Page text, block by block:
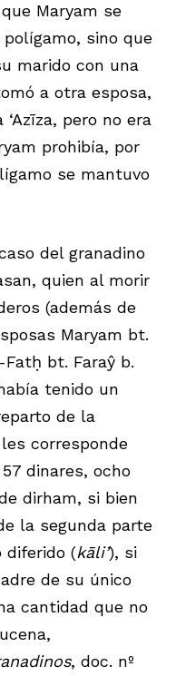
Maryam se
sino que
marido con una
a otra esposa,
pero no era
prohibía, por
se mantuvo
del granadino
quien al morir
(además de
Maryam bt.
bt. Faraŷ b.
tenido un
de la
corresponde
dinares, ocho
dirham, si bien
la segunda parte
diferido (kāli’), si
de su único
cantidad que no
, doc. nº